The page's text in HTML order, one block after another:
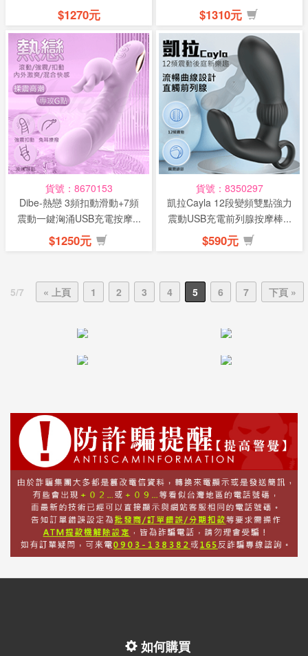
$1270元 $1310元
貨號：8670153
Dibe-熱戀 3頻扣動滑動+7頻
震動一鍵洶涌USB充電按摩...
$1250元
貨號：8350297
凱拉Cayla 12段變頻雙點強力
震動USB充電前列腺按摩棒...
$590元
5/7 « 上頁 1 2 3 4 5 6 7 下頁 »
如何購買